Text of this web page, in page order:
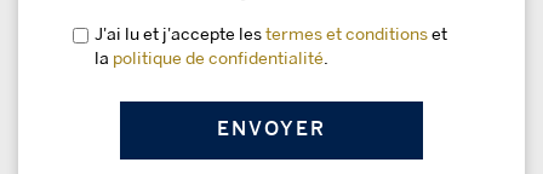
J'ai lu et j'accepte les termes et conditions et
la politique de confidentialité